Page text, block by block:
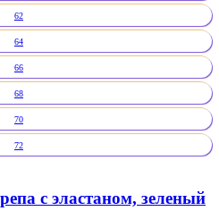
62
64
66
68
70
72
с эластаном, зеленый